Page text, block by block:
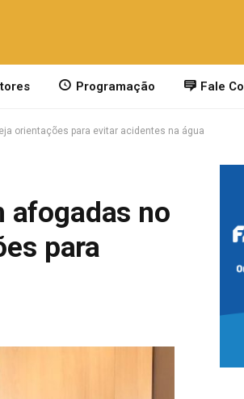
Programação Fale
orientações para evitar acidentes na água
afogadas no
para